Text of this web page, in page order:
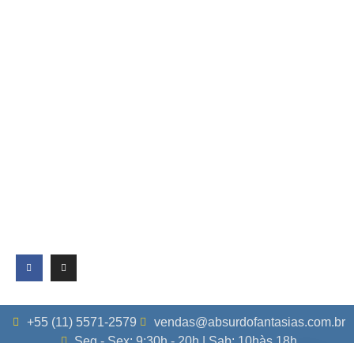
+55 (11) 5571-2579
vendas@absurdofantasias.com.br